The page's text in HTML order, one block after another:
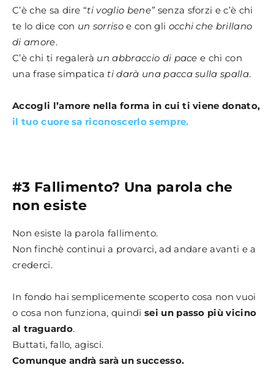
C’è che sa dire “ti voglio bene”senza sforzi e c’è chi
te lo dice con un sorriso e con gli occhi che brillano
di amore.
C’è chi ti regalerà un abbraccio di pace e chi con
una frase simpatica ti darà una pacca sulla spalla.
Accogli l’amore nella forma in cui ti viene donato,
il tuo cuore sa riconoscerlo sempre.
#3 Fallimento? Una parola che
non esiste
Non esiste la parola fallimento.
Non finchè continui a provarci, ad andare avanti e a
crederci.
In fondo hai semplicemente scoperto cosa non vuoi
o cosa non funziona, quindi sei un passo più vicino
al traguardo.
Buttati, fallo, agisci.
Comunque andrà sarà un successo.